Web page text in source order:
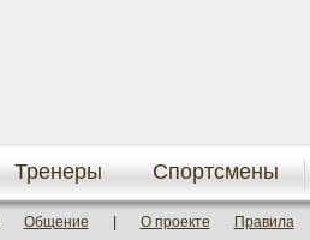
Тренеры Спортсмены
Общение О проекте Правила